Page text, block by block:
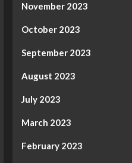
November 2023
October 2023
September 2023
August 2023
July 2023
March 2023
February 2023